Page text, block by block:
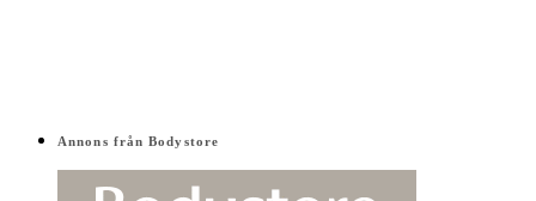
Annons från Bodystore